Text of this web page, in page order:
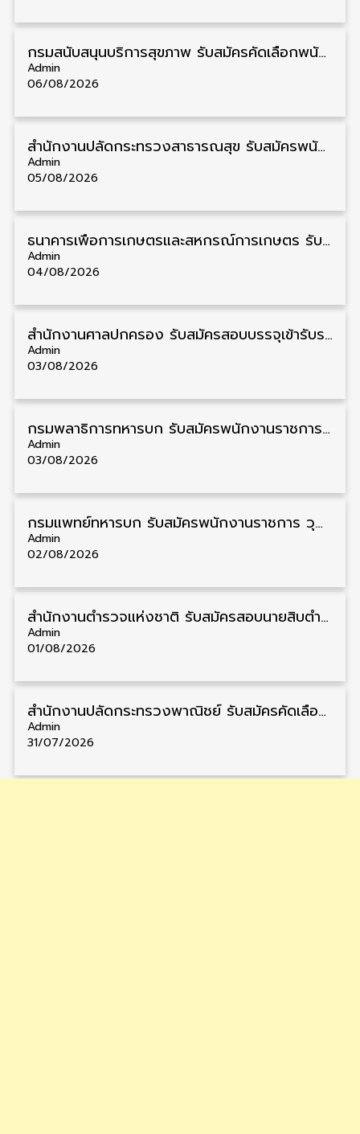
กรมสนับสนุนบริการสุขภาพ รับสมัครคัดเลือกพนักงานราชการ วุฒิ ปวส./ป.ตรี 13 อัตรา รับสมัคร 11 – 20 สิงหาคม
Admin
06/08/2026
สำนักงานปลัดกระทรวงสาธารณสุข รับสมัครพนักงานราชการรูปแบบพิเศษ วุฒิ ปวส./ป.ตรี 102 อัตรา รับสมัคร 17 – 28 สิงหาคม
Admin
05/08/2026
ธนาคารเพื่อการเกษตรและสหกรณ์การเกษตร รับสมัครบุคคลเพื่อเป็นผู้ช่วยพนักงาน วุฒิ ป.ตรี 5 อัตรา รับสมัคร 4 – 14 สิงหาคม
Admin
04/08/2026
สํานักงานศาลปกครอง รับสมัครสอบบรรจุเข้ารับราชการ วุฒิ ป.ตรี 72 อัตรา รับสมัคร 31 สิงหาคม – 18 กันยายน
Admin
03/08/2026
กรมพลาธิการทหารบก รับสมัครพนักงานราชการ วุฒิ ม.3/ม.6/ปวช. 66 อัตรา รับสมัคร 10 – 17 สิงหาคม
Admin
03/08/2026
กรมแพทย์ทหารบก รับสมัครพนักงานราชการ วุฒิ ม.3/ม.6/ปวช./ปวท./ปวส. 6 อัตรา รับสมัคร 3 – 7 สิงหาคม
Admin
02/08/2026
สำนักงานตำรวจแห่งชาติ รับสมัครสอบนายสิบตำรวจ วุฒิ ม.6/ปวช. 6,000 อัตรา รับสมัคร 8 – 19 สิงหาคม
Admin
01/08/2026
สำนักงานปลัดกระทรวงพาณิชย์ รับสมัครคัดเลือกพนักงานราชการ วุฒิ ปวส./ป.ตรี 11 อัตรา รับสมัคร 10 – 21 สิงหาคม
Admin
31/07/2026